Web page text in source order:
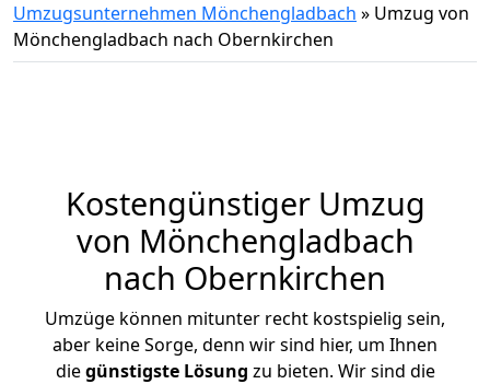
Umzugsunternehmen Mönchengladbach » Umzug von
Mönchengladbach nach Obernkirchen
Kostengünstiger Umzug
von Mönchengladbach
nach Obernkirchen
Umzüge können mitunter recht kostspielig sein,
aber keine Sorge, denn wir sind hier, um Ihnen
diegünstigste Lösung zu bieten. Wir sind die